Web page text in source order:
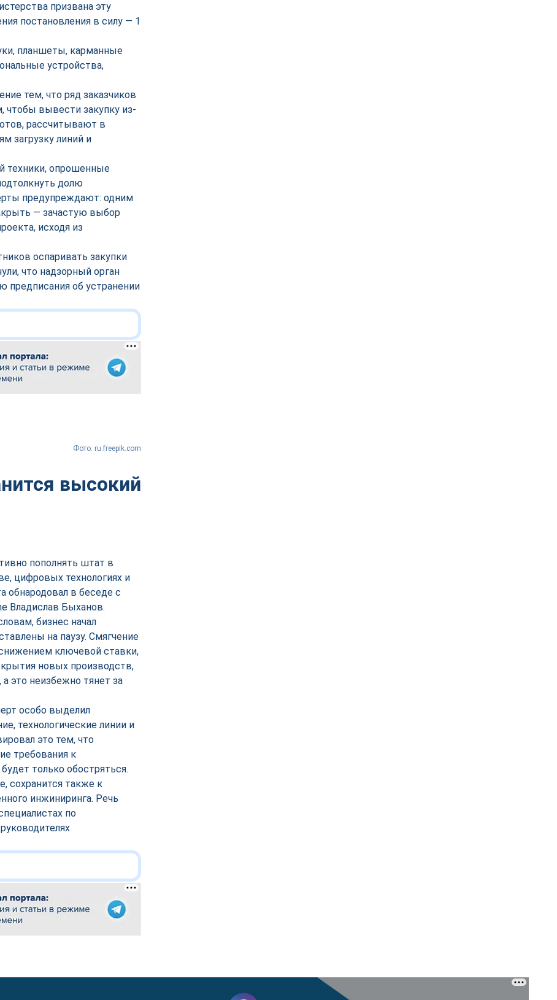
призвана эту
постановления в силу — 1
планшеты, карманные
устройства,
тем, что ряд заказчиков
чтобы вывести закупку из-
рассчитывают в
загрузку линий и
техники, опрошенные
долю
предупреждают: одним
— зачастую выбор
исходя из
оспаривать закупки
что надзорный орган
предписания об устранении
Фото: ru.freepik.com
высокий
пополнять штат в
цифровых технологиях и
обнародовал в беседе с
Владислав Быханов.
бизнес начал
на паузу. Смягчение
ключевой ставки,
новых производств,
это неизбежно тянет за
особо выделил
технологические линии и
это тем, что
требования к
только обостряться.
сохранится также к
инжиниринга. Речь
по